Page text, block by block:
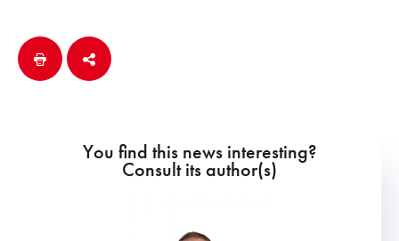
You find this news interesting?
Consult its author(s)